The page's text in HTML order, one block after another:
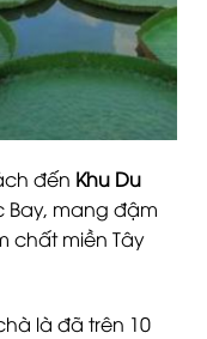
đến Khu Du
Bay, mang đậm
chất miền Tây
là đã trên 10